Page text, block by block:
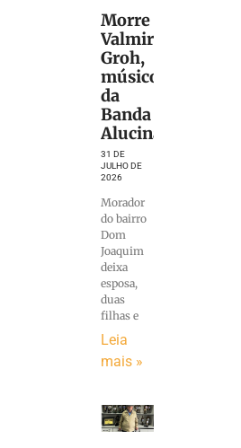
Morre
Valmir
Groh,
músico
da
Banda
Alucinantes
31 DE
JULHO DE
2026
Morador
do bairro
Dom
Joaquim
deixa
esposa,
duas
filhas e
Leia
mais »